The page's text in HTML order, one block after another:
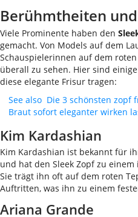
Berühmtheiten
Viele Prominente haben den
gemacht. Von Models auf dem
Schauspielerinnen auf dem
überall zu sehen. Hier sind
diese elegante Frisur tragen:
See also Die 3 schönsten zopf
Braut sofort eleganter wirken
Kim Kardashian
Kim Kardashian ist bekannt für
und hat den Sleek Zopf zu
Sie trägt ihn oft auf dem roten
Auftritten, was ihn zu einem
Ariana Grande